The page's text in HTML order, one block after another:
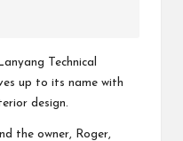
Technical
up to its name with
design.
the owner, Roger,